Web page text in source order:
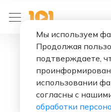
Мы используем
Продолжая
подтверждаете,
использовании
согласны с
обработки